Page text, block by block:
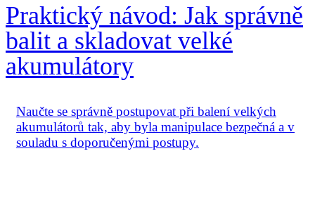
Praktický návod: Jak správně
balit a skladovat velké
akumulátory
Naučte se správně postupovat při balení velkých
akumulátorů tak, aby byla manipulace bezpečná a v
souladu s doporučenými postupy.